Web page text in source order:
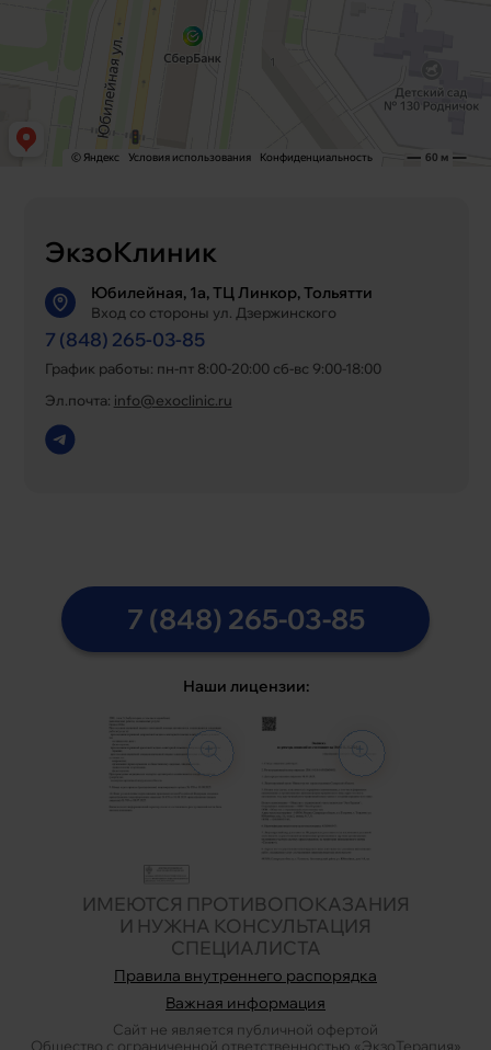
ЭкзоКлиник
Юбилейная, 1а, ТЦ Линкор, Тольятти
Вход со стороны ул. Дзержинского
7 (848) 265-03-85
График работы: пн-пт 8:00-20:00 сб-вс 9:00-18:00
Эл.почта: info@exoclinic.ru
Наши лицензии:
ИМЕЮТСЯ ПРОТИВОПОКАЗАНИЯ
И НУЖНА КОНСУЛЬТАЦИЯ
СПЕЦИАЛИСТА
Правила внутреннего распорядка
Важная информация
7 (848) 265-03-85
Сайт не является публичной офертой
Общество с ограниченной ответственностью «ЭкзоТерапия»